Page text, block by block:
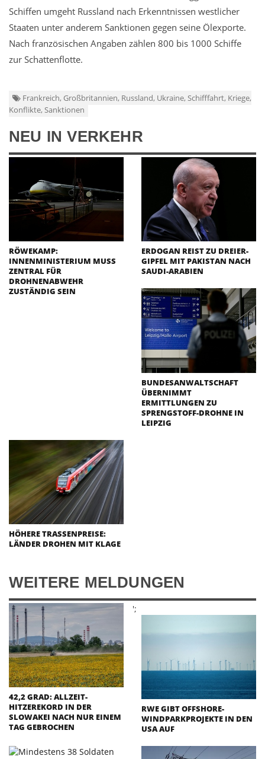
Schiffen umgeht Russland nach Erkenntnissen westlicher
Staaten unter anderem Sanktionen gegen seine Ölexporte.
Nach französischen Angaben zählen 800 bis 1000 Schiffe
zur Schattenflotte.
Frankreich, Großbritannien, Russland, Ukraine, Schifffahrt, Kriege,
Konflikte, Sanktionen
NEU IN VERKEHR
RÖWEKAMP:
INNENMINISTERIUM MUSS
ZENTRAL FÜR
DROHNENABWEHR
ZUSTÄNDIG SEIN
ERDOGAN REIST ZU DREIER-
GIPFEL MIT PAKISTAN NACH
SAUDI-ARABIEN
BUNDESANWALTSCHAFT
ÜBERNIMMT
ERMITTLUNGEN ZU
SPRENGSTOFF-DROHNE IN
LEIPZIG
HÖHERE TRASSENPREISE:
LÄNDER DROHEN MIT KLAGE
WEITERE MELDUNGEN
';
42,2 GRAD: ALLZEIT-
HITZEREKORD IN DER
SLOWAKEI NACH NUR EINEM
TAG GEBROCHEN
RWE GIBT OFFSHORE-
WINDPARKPROJEKTE IN DEN
USA AUF